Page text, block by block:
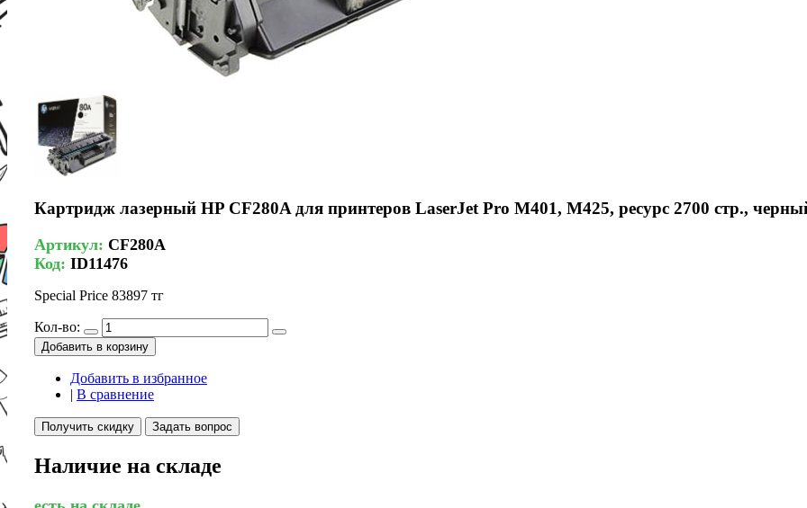
Картридж лазерный HP CF280A для принтеров LaserJet Pro M401, M425, ресурс 2700 стр.,
Артикул: CF280A
Код: ID11476
Special Price 83897 тг
Кол-во:
Добавить в корзину
Добавить в избранное
| В сравнение
Получить скидку Задать вопрос
Наличие на складе